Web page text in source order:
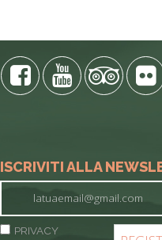
ISCRIVITI ALLA
PRIVACY